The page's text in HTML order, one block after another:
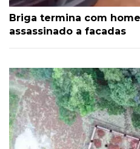
Briga termina com
assassinado a facadas